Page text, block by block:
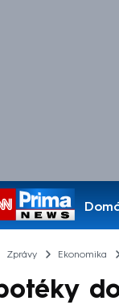
Zprávy Ekonomika